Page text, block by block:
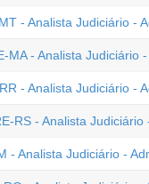
- Analista Judiciário -
MA - Analista Judiciário
- Analista Judiciário -
RS - Analista Judiciário
- Analista Judiciário -